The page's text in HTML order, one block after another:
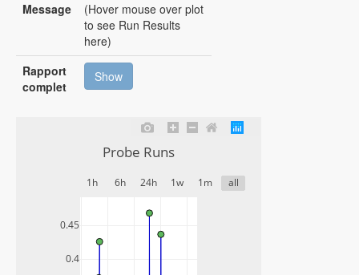
Message
(Hover mouse over plot
to see Run Results
here)
Rapport
complet
Show
0.4
0.45
1h 6h 24h 1w 1m all
Probe Runs